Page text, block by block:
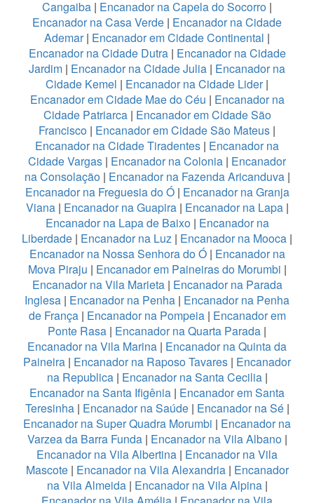
Cangaiba | Encanador na Capela do Socorro |
Encanador na Casa Verde | Encanador na Cidade
Ademar| Encanador em Cidade Continental |
Encanador na Cidade Dutra | Encanador na Cidade
Jardim | Encanador na Cidade Julia | Encanador na
Cidade Kemel | Encanador na Cidade Lider|
Encanador em Cidade Mae do Céu | Encanador na
Cidade Patriarca| Encanador em Cidade São
Francisco | Encanador em Cidade São Mateus |
Encanador na Cidade Tiradentes | Encanador na
Cidade Vargas | Encanador na Colonia | Encanador
na Consolação | Encanador na Fazenda Aricanduva|
Encanador na Freguesia do Ó| Encanador na Granja
Viana| Encanador na Guapira| Encanador na Lapa|
Encanador na Lapa de Baixo | Encanador na
Liberdade | Encanador na Luz | Encanador na Mooca |
Encanador na Nossa Senhora do Ó| Encanador na
Mova Piraju | Encanador em Paineiras do Morumbi |
Encanador na Vila Marieta| Encanador na Parada
Inglesa | Encanador na Penha | Encanador na Penha
de França | Encanador na Pompeia| Encanador em
Ponte Rasa | Encanador na Quarta Parada |
Encanador na Vila Marina | Encanador na Quinta da
Paineira | Encanador na Raposo Tavares | Encanador
na Republica| Encanador na Santa Cecilia|
Encanador na Santa Ifigênia | Encanador em Santa
Teresinha| Encanador na Saúde| Encanador na Sé|
Encanador na Super Quadra Morumbi | Encanador na
Varzea da Barra Funda| Encanador na Vila Albano|
Encanador na Vila Albertina | Encanador na Vila
Mascote| Encanador na Vila Alexandria| Encanador
na Vila Almeida | Encanador na Vila Alpina |